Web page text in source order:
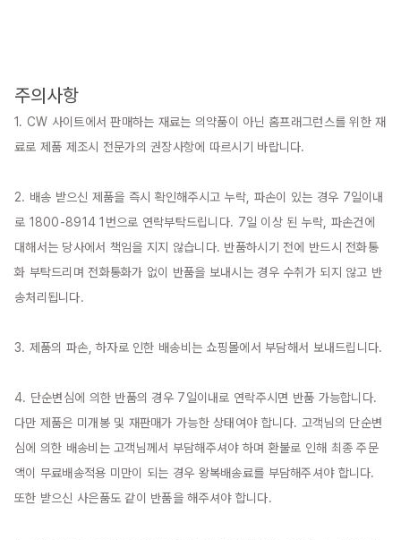
주의사항
1. CW 사이트에서 판매하는 재료는 의약품이 아닌 홈프래그런스를 위한 재
료로 제품 제조시 전문가의 권장사항에 따르시기 바랍니다.
2. 배송 받으신 제품을 즉시 확인해주시고 누락, 파손이 있는 경우 7일이내
로 1800-8914 1번으로 연락부탁드립니다. 7일 이상 된 누락, 파손건에
대해서는 당사에서 책임을 지지 않습니다. 반품하시기 전에 반드시 전화통
화 부탁드리며 전화통화가 없이 반품을 보내시는 경우 수취가 되지 않고 반
송처리됩니다.
3. 제품의 파손, 하자로 인한 배송비는 쇼핑몰에서 부담해서 보내드립니다.
4. 단순변심에 의한 반품의 경우 7일이내로 연락주시면 반품 가능합니다.
다만 제품은 미개봉 및 재판매가 가능한 상태여야 합니다. 고객님의 단순변
심에 의한 배송비는 고객님께서 부담해주셔야 하며 환불로 인해 최종 주문
액이 무료배송적용 미만이 되는 경우 왕복배송료를 부담해주셔야 합니다.
또한 받으신 사은품도 같이 반품을 해주셔야 합니다.